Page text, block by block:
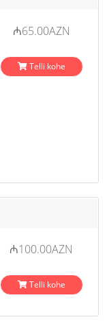
₼65.00AZN
Telli kohe
₼100.00AZN
Telli kohe